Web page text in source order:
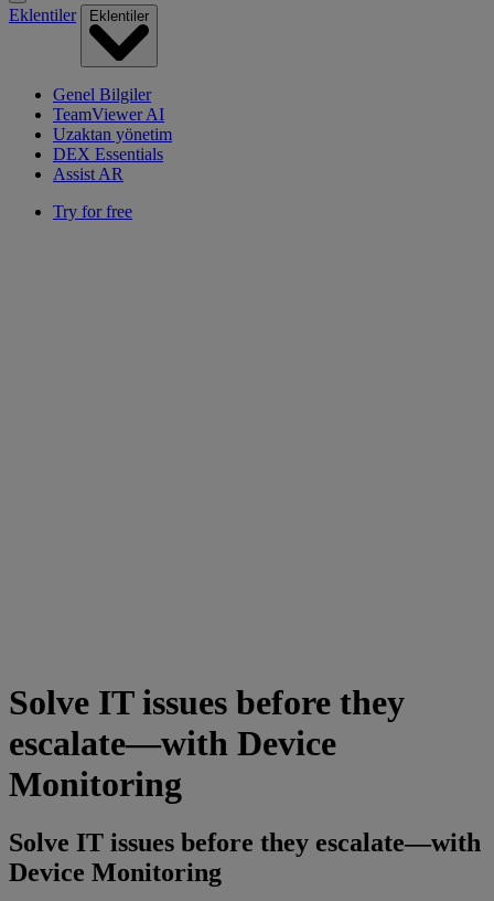
Eklentiler Eklentiler
Genel Bilgiler
TeamViewer AI
Uzaktan yönetim
DEX Essentials
Assist AR
Try for free
Solve IT issues before they
escalate—with Device
Monitoring
Solve IT issues before they escalate—with
Device Monitoring